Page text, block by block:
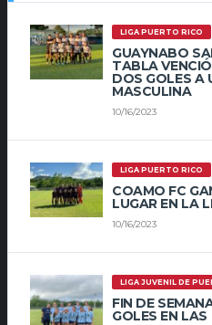
LIGA PUERTO RICO
GUAYNABO
TABLA
DOS GOLES A
MASCULINA
10/16/2023
LIGA PUERTO RICO
COAMO FC
LUGAR EN LA
10/16/2023
LIGA JUVENIL DE
FIN DE
GOLES EN